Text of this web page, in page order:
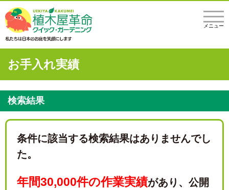
メニュー
お手入れ実績
検索結果
条件に該当する検索結果はありませんでし
た。
年間30,000件の作業実績があり、 公開